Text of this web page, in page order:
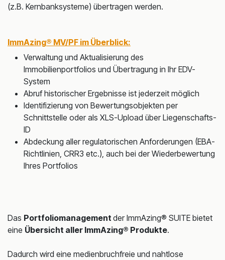
(z.B. Kernbanksysteme) übertragen werden.
ImmAzing® MV/PF im Überblick:
Verwaltung und Aktualisierung des
Immobilienportfolios und Übertragung in Ihr EDV-
System
Abruf historischer Ergebnisse ist jederzeit möglich
Identifizierung von Bewertungsobjekten per
Schnittstelle oder als XLS-Upload über Liegenschafts-
ID
Abdeckung aller regulatorischen Anforderungen (EBA-
Richtlinien, CRR3 etc.), auch bei der Wiederbewertung
Ihres Portfolios
Das Portfoliomanagement der ImmAzing® SUITE bietet
eine Übersicht aller ImmAzing® Produkte.
Dadurch wird eine medienbruchfreie und nahtlose